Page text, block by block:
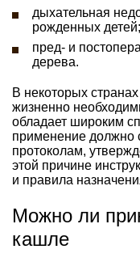
дыхательная
рожденных детей;
пред- и
дерева.
В некоторых
жизненно
обладает широким
применение должно
протоколам,
этой причине
и правила
Можно ли
кашле